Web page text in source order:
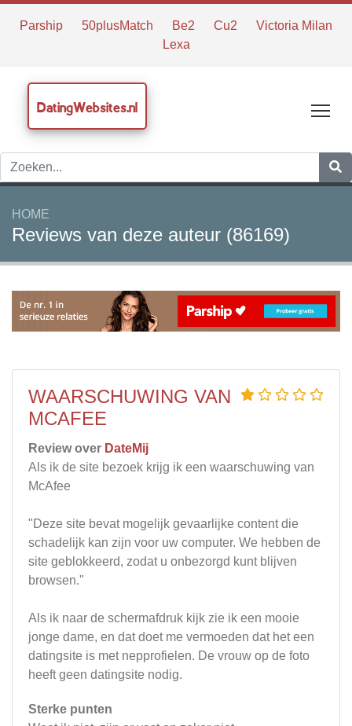
Parship 50plusMatch Be2 Cu2
Victoria Milan
Lexa
DatingWebsites.nl
HOME
Reviews van deze auteur (86169)
WAARSCHUWING VAN
MCAFEE
Review over DateMij
Als ik de site bezoek krijg ik een waarschuwing van
McAfee
"Deze site bevat mogelijk gevaarlijke content die
schadelijk kan zijn voor uw computer. We hebben de
site geblokkeerd, zodat u onbezorgd kunt blijven
browsen."
Als ik naar de schermafdruk kijk zie ik een mooie
jonge dame, en dat doet me vermoeden dat het een
datingsite is met nepprofielen. De vrouw op de foto
heeft geen datingsite nodig.
Sterke punten